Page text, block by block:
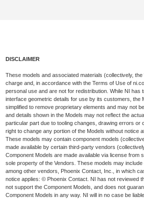
DISCLAIMER
These models and associated materials (collectively, the
charge and, in accordance with the Terms of Use of
personal use and are not for redistribution. While NI has
interface geometric details for use by its customers, the
simplified to remove proprietary elements and may not
and details shown in the Models may not reflect the
particular part due to tooling changes, drawing errors or
right to change any portion of the Models without notice
These models may contain component models
made available by certain third-party vendors
Component Models are made available via license from
sole property of the Vendors. These models may include
among other vendors, Phoenix Contact, Inc., in which
notice applies: © Phoenix Contact. NI has not reviewed
not support the Component Models, and does not
Component Models in any way. NI will in no case be